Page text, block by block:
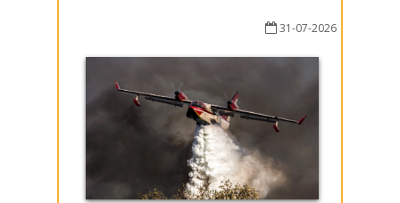
31-07-2026